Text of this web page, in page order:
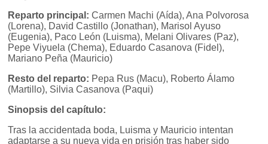
Reparto principal: Carmen Machi (Aída), Ana Polvorosa
(Lorena), David Castillo (Jonathan), Marisol Ayuso
(Eugenia), Paco León (Luisma), Melani Olivares (Paz),
Pepe Viyuela (Chema), Eduardo Casanova (Fidel),
Mariano Peña (Mauricio)
Resto del reparto: Pepa Rus (Macu), Roberto Álamo
(Martillo), Silvia Casanova (Paqui)
Sinopsis del capítulo:
Tras la accidentada boda, Luisma y Mauricio intentan
adaptarse a su nueva vida en prisión tras haber sido